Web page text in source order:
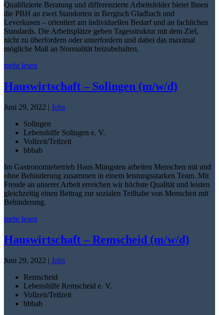
Qualifizierte Beratung und differenzierte Arbeitsfelder bietet Ihnen
die PBH an zwei Standorten in Bergisch Gladbach und
Leverkusen – orientiert am individuellen Bedarf und an fachlichen
Standards. Die Arbeitsplätze geben Tagesstruktur mit dem Ziel,
nicht zu überfordern oder unterfordern und dabei das maximal
mögliche Maß an Normalität beizubehalten.
mehr lesen
Hauswirtschaft – Solingen (m/w/d)
Juni 29, 2022 | Jobs
Solingen
Lebenshilfe Solingen e. V.
Vollzeit/Teilzeit
bbbab
Im Gastronomiebetrieb Haus Müngsten arbeiten Menschen mit und
ohne Behinderung zusammen in einem leistungsstarken Team. Mit
Freude an unserer Arbeit erreichen wir höchste Qualität und leisten
gleichzeitig einen Beitrag zur sozialen Teilhabe von Menschen mit
Behinderung.
mehr lesen
Hauswirtschaft – Remscheid (m/w/d)
Juni 29, 2022 | Jobs
Remscheid
Lebenshilfe Remscheid e. V.
Vollzeit/Teilzeit
bbbab